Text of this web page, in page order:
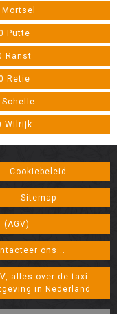
Putte
Ranst
Retie
Schelle
Wilrijk
Cookiebeleid
Sitemap
ons...
alles over de taxi
in Nederland